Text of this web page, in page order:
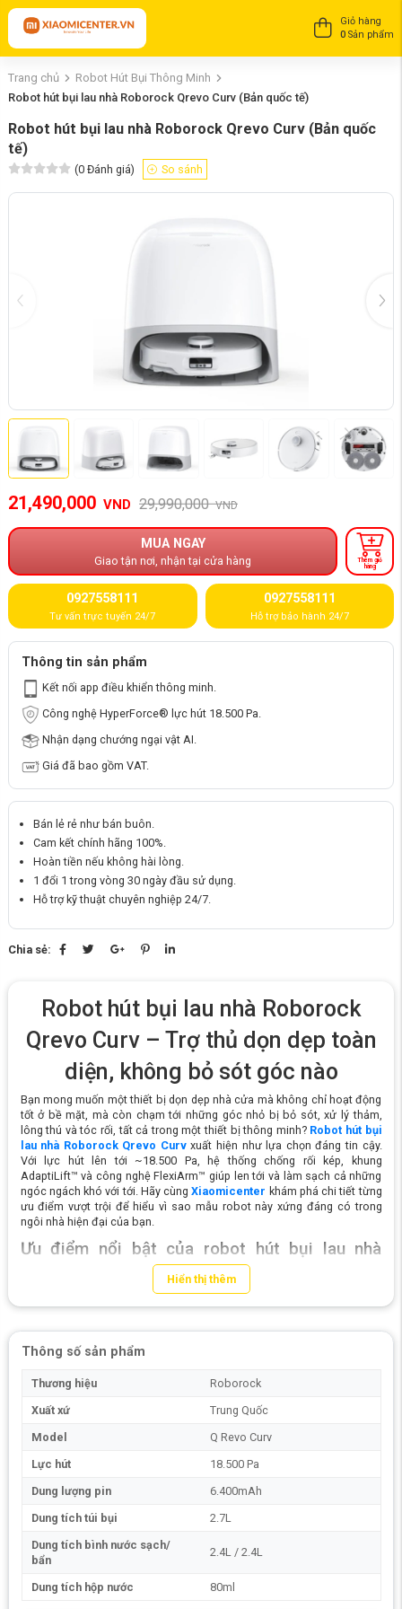
Giỏ hàng
0 Sản phẩm
Trang chủ
Robot Hút Bụi Thông Minh
Robot hút bụi lau nhà Roborock Qrevo Curv (Bản quốc tế)
Robot hút bụi lau nhà Roborock Qrevo Curv (Bản quốc
tế)
(0 Đánh giá) So sánh
21,490,000 VND 29,990,000VND
MUA NGAY
Giao tận nơi, nhận tại cửa hàng
Thêm giỏ
hàng
0927558111
Tư vấn trực tuyến 24/7
0927558111
Hỗ trợ bảo hành 24/7
Thông tin sản phẩm
Kết nối app điều khiển thông minh.
Công nghệ HyperForce® lực hút 18.500 Pa.
Nhận dạng chướng ngại vật AI.
Giá đã bao gồm VAT.
Bán lẻ rẻ như bán buôn.
Cam kết chính hãng 100%.
Hoàn tiền nếu không hài lòng.
1 đổi 1 trong vòng 30 ngày đầu sử dụng.
Hỗ trợ kỹ thuật chuyên nghiệp 24/7.
Chia sẻ:
Robot hút bụi lau nhà Roborock
Qrevo Curv – Trợ thủ dọn dẹp toàn
diện, không bỏ sót góc nào
Bạn mong muốn một thiết bị dọn dẹp nhà cửa mà không chỉ hoạt động
tốt ở bề mặt, mà còn chạm tới những góc nhỏ bị bỏ sót, xử lý thảm,
lông thú và tóc rối, tất cả trong một thiết bị thông minh? Robot hút bụi
lau nhà Roborock Qrevo Curvxuất hiện như lựa chọn đáng tin cậy.
Với lực hút lên tới ~18.500 Pa, hệ thống chống rối kép, khung
AdaptiLift™ và công nghệ FlexiArm™ giúp len tới và làm sạch cả những
ngóc ngách khó với tới. Hãy cùngXiaomicenter khám phá chi tiết từng
ưu điểm vượt trội để hiểu vì sao mẫu robot này xứng đáng có trong
ngôi nhà hiện đại của bạn.
Ưu điểm nổi bật của robot hút bụi lau nhà
Roborock Qrevo Curv
Hệ thống chống rối tóc kép độc đáo, loại bỏ
Robot hút bụi lau nhà Roborock Qrevo Curv
chống rối tóc kép độc đáo, mang đến sự sạch sẽ tối ưu mà không lo rối
tóc. Với sự kết hợp giữa chổi chính và chổi cạnh, sản phẩm là sự lực
chọn lý tưởng cho những gia đình nuôi thú cưng và người có tóc dài,
giúp loại bỏ nỗi lo phải bảo trì bàn chải thường xuyên.
Hiển thị thêm
Thông số sản phẩm
Thương hiệu
Roborock
Xuất xứ
Trung Quốc
Model
Q Revo Curv
Lực hút
18.500 Pa
Dung lượng pin
6.400mAh
Dung tích túi bụi
2.7L
Dung tích bình nước sạch/
bẩn
2.4L / 2.4L
Dung tích hộp nước 80ml